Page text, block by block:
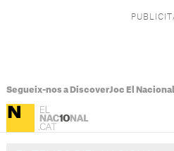
Segueix-nos a DiscoverJoc El Nacional